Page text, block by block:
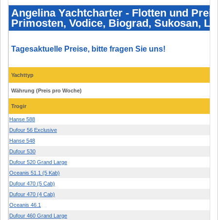
Yachtcharter
Flotten
und
Preise
Trogir,
Rogoznica,
Vodice,
Biograd,
Sukosan,
Krk,
Pula,
Dubrovnik,
Angelina Yachtcharter - Flotten und
Primosten, Vodice, Biograd, Sukosan,
Tagesaktuelle Preise, bitte fragen Sie uns!
Yachttyp
Währung (Preis pro Woche)
Trogir
Hanse 588
Dufour 56 Exclusive
Hanse 548
Dufour 530
Dufour 520 Grand Large
Oceanis 51.1 (5 Kab)
Dufour 470 (5 Cab)
Dufour 470 (4 Cab)
Oceanis 46.1
Dufour 460 Grand Large